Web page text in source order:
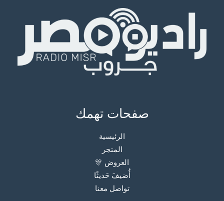
صفحات تهمك
الرئيسية
المتجر
العروض 🎊
أُضيفَ حَديثًا
تواصل معنا